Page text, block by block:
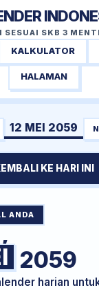
SESUAI SKB 3
KALKULATOR
HALAMAN
12 MEI 2059
KE HARI INI
ANDA
2059
harian